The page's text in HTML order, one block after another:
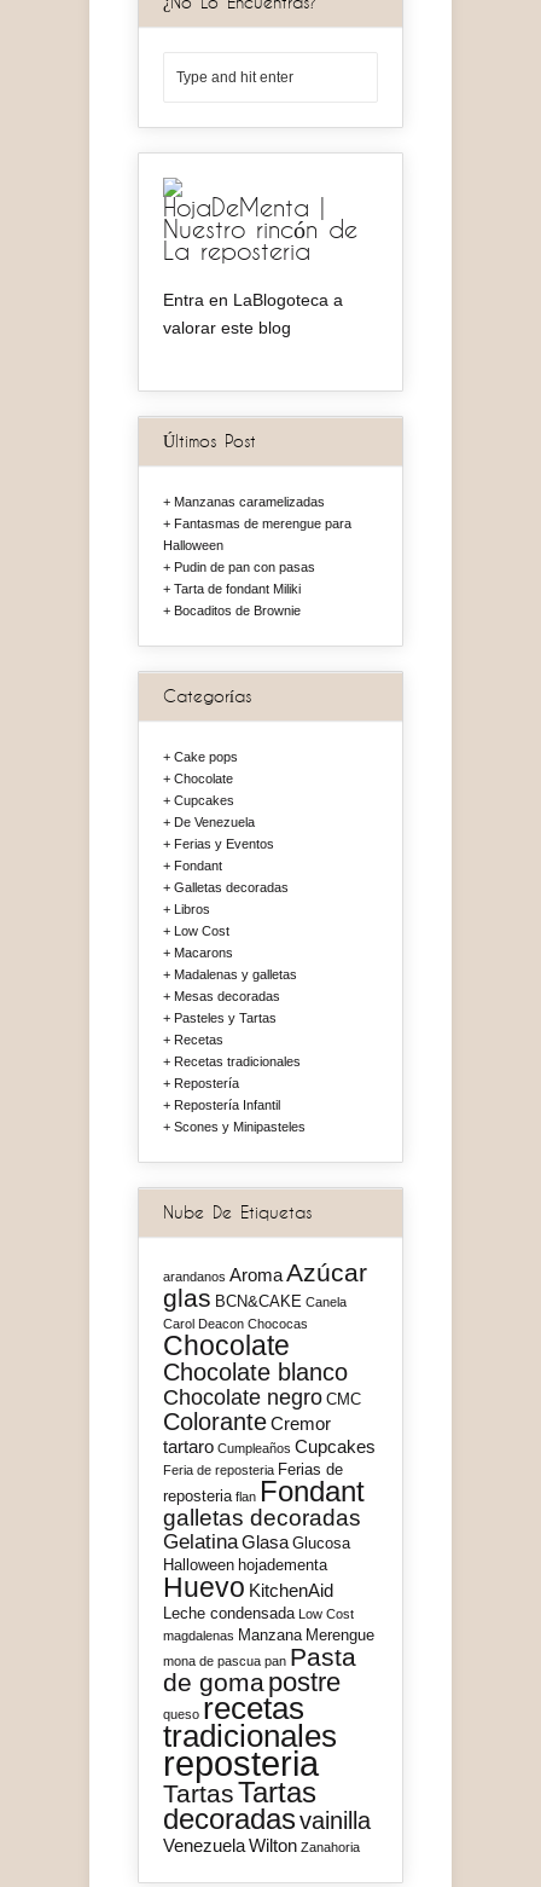
HojaDeMenta |
Nuestro rincón de
La reposteria
Entra en LaBlogoteca a
valorar este blog
Últimos Post
Manzanas caramelizadas
Fantasmas de merengue para
Halloween
Pudin de pan con pasas
Tarta de fondant Miliki
Bocaditos de Brownie
Categorías
Cake pops
Chocolate
Cupcakes
De Venezuela
Ferias y Eventos
Fondant
Galletas decoradas
Libros
Low Cost
Macarons
Madalenas y galletas
Mesas decoradas
Pasteles y Tartas
Recetas
Recetas tradicionales
Repostería
Repostería Infantil
Scones y Minipasteles
Nube De Etiquetas
arandanos Aroma Azúcar
glas BCN&CAKE Canela
Carol Deacon Chococas
Chocolate
Chocolate blanco
Chocolate negro CMC
ColoranteCremor
tartaro Cumpleaños Cupcakes
Feria de reposteria Ferias de
reposteria flan Fondant
galletas decoradas
GelatinaGlasa Glucosa
Halloween hojadementa
Huevo KitchenAid
Leche condensada Low Cost
magdalenas Manzana Merengue
mona de pascua pan Pasta
de goma postre
queso recetas
tradicionales
reposteria
TartasTartas
decoradasvainilla
VenezuelaWilton Zanahoria